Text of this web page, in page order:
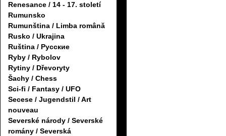
Renesance / 14 - 17. století
Rumunsko
Rumunština / Limba română
Rusko / Ukrajina
Ruština / Русские
Ryby / Rybolov
Rytiny / Dřevoryty
Šachy / Chess
Sci-fi / Fantasy / UFO
Secese / Jugendstil / Art
nouveau
Severské národy / Severské
romány / Severská